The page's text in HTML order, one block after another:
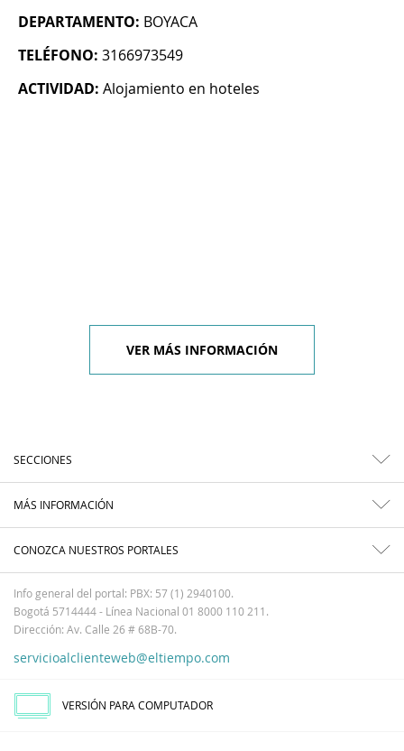
DEPARTAMENTO: BOYACA
TELÉFONO: 3166973549
ACTIVIDAD: Alojamiento en hoteles
VER MÁS INFORMACIÓN
SECCIONES
MÁS INFORMACIÓN
CONOZCA NUESTROS PORTALES
Info general del portal: PBX: 57 (1) 2940100.
Bogotá 5714444 - Línea Nacional 01 8000 110 211.
Dirección: Av. Calle 26 # 68B-70.
servicioalclienteweb@eltiempo.com
VERSIÓN PARA COMPUTADOR